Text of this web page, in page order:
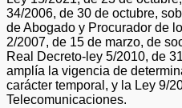
34/2006, de 30 de octubre,
de Abogado y Procurador de
2/2007, de 15 de marzo, de
Real Decreto-ley 5/2010, de
amplía la vigencia de
carácter temporal, y la Ley 9/
Telecomunicaciones.